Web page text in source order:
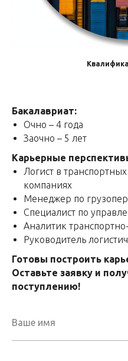
Бакалавриат:
Очно – 4 года
Заочно – 5 лет
Карьерные
Логист в
компаниях
Менеджер по
Специалист по
Аналитик
Руководитель
Готовы построить
Оставьте заявку и
поступлению!